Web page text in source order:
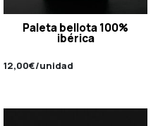
Paleta bellota 100%
ibérica
12,00€/unidad